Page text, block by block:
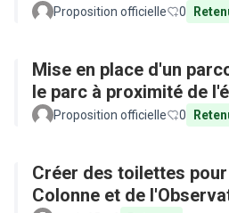
Proposition officielle 0
Mise en place d'un
le parc à proximité de
Proposition officielle 0
Créer des toilettes
Colonne et de